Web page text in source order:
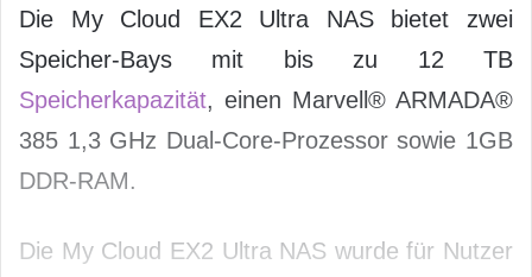
Die My Cloud EX2 Ultra NAS bietet zwei
Speicher-Bays mit bis zu 12 TB
Speicherkapazität, einen Marvell® ARMADA®
385 1,3 GHz Dual-Core-Prozessor sowie 1GB
DDR-RAM.
Die My Cloud EX2 Ultra NAS wurde für Nutzer